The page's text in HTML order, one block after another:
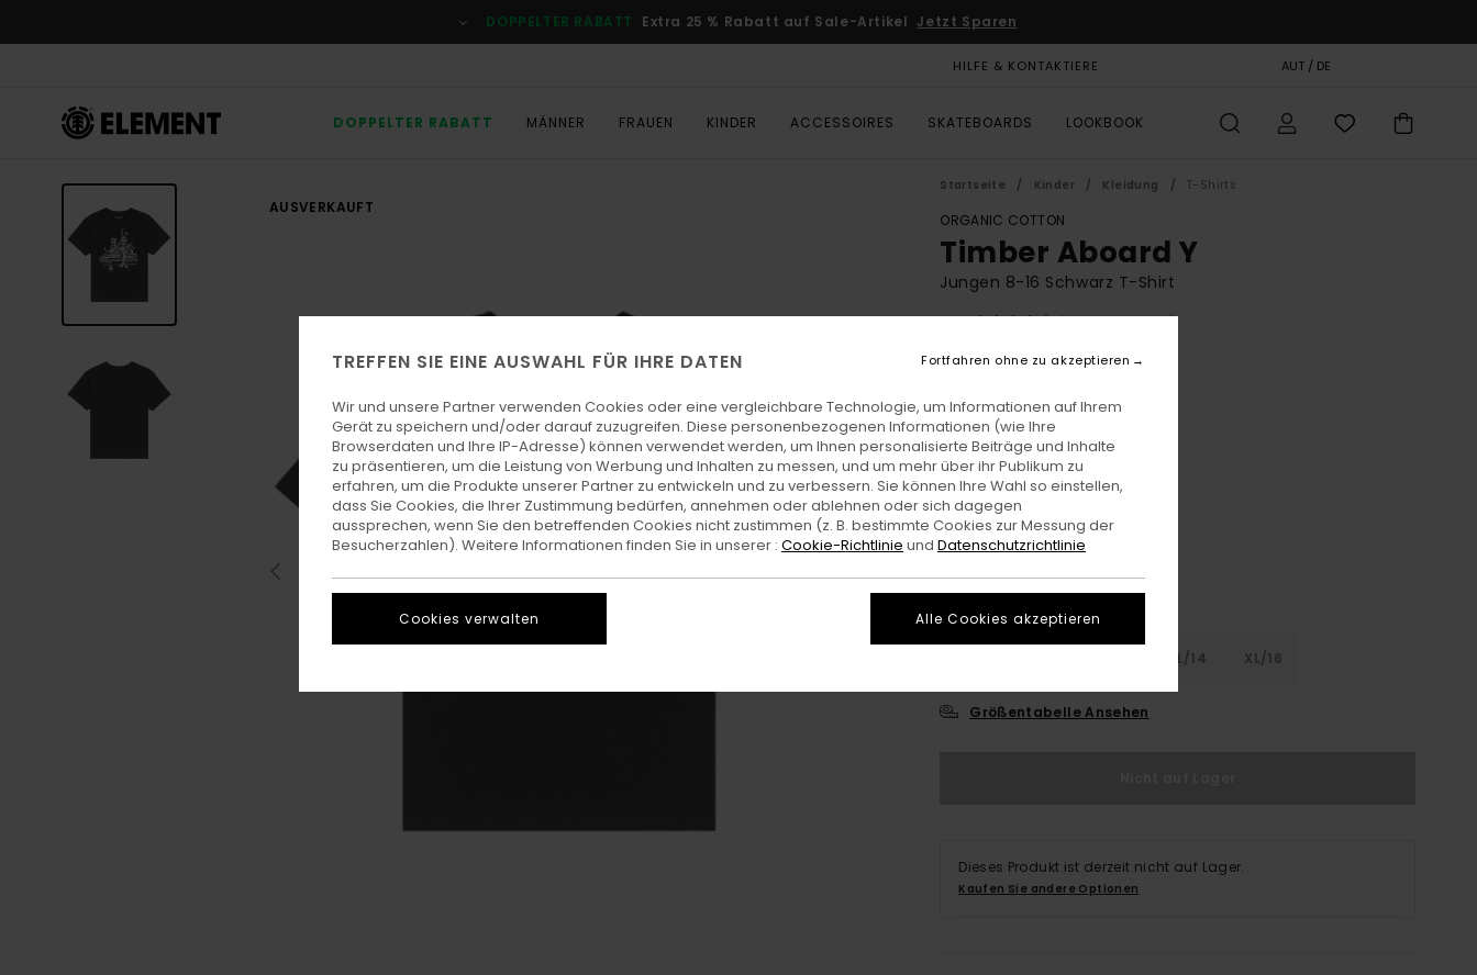
Produktinformation
DOPPELTER RABATT Extra 25 % Rabatt auf Sale-Artikel Jetzt Sparen
HILFE & KONTAKTIERE AUT / DE
DOPPELTER RABATT MÄNNER FRAUEN KINDER ACCESSOIRES SKATEBOARDS LOOKBOOK
AUSVERKAUFT
Startseite Kinder Kleidung T-Shirts
ORGANIC COTTON
Timber Aboard Y
Jungen 8-16 Schwarz T-Shirt
5.0
ECO-BONUS
DOPPELTER RABATT EXTRA 25 %
FarbeOff Black
L/14 XL/16
Größentabelle Ansehen
Dieses Produkt ist derzeit nicht auf Lager.
Kaufen Sie andere Optionen
TREFFEN SIE EINE AUSWAHL FÜR IHRE DATEN
Wir und unsere Partner verwenden Cookies oder eine vergleichbare Technologie, um Informationen auf Ihrem
Gerät zu speichern und/oder darauf zuzugreifen. Diese personenbezogenen Informationen (wie Ihre
Browserdaten und Ihre IP-Adresse) können verwendet werden, um Ihnen personalisierte Beiträge und Inhalte
zu präsentieren, um die Leistung von Werbung und Inhalten zu messen, und um mehr über ihr Publikum zu
erfahren, um die Produkte unserer Partner zu entwickeln und zu verbessern. Sie können Ihre Wahl so einstellen,
dass Sie Cookies, die Ihrer Zustimmung bedürfen, annehmen oder ablehnen oder sich dagegen
aussprechen, wenn Sie den betreffenden Cookies nicht zustimmen (z. B. bestimmte Cookies zur Messung der
Besucherzahlen). Weitere Informationen finden Sie in unserer : Cookie-Richtlinie und Datenschutzrichtlinie
Cookies verwalten
Fortfahren ohne zu akzeptieren
Alle Cookies akzeptieren